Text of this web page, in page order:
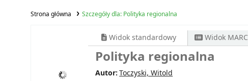
Strona główna Szczegóły dla: Polityka regionalna
Widok standardowy Widok MARC
Polityka regionalna
Autor:Toczyski, Witold